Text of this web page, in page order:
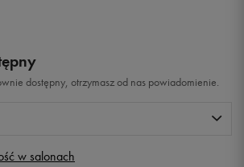
dostępny, otrzymasz od nas powiadomienie.
w salonach